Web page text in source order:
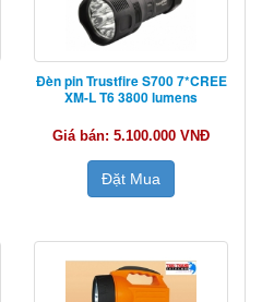
Đèn pin Trustfire S700 7*CREE
XM-L T6 3800 lumens
Giá bán: 5.100.000 VNĐ
Đặt Mua